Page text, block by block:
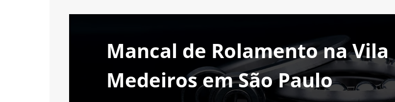
Mancal de Rolamento na Vila
Medeiros em São Paulo